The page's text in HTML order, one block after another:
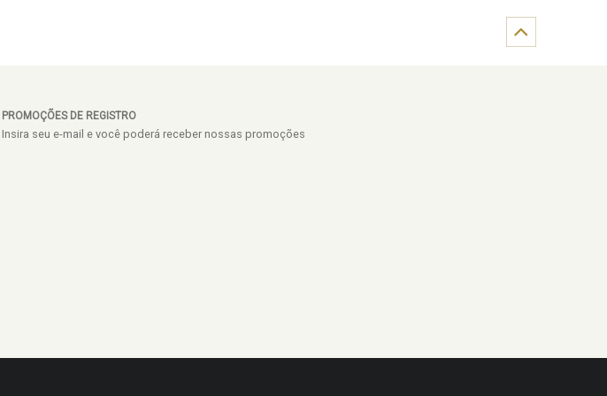
PROMOÇÕES DE REGISTRO
Insira seu e-mail e você poderá receber nossas promoções